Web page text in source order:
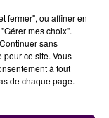
B Fest' 2026 !
fermer", ou affiner en
mes choix".
sans
pour ce site. Vous
à tout
de chaque page.